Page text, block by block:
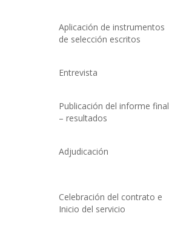
Aplicación de instrumentos
de selección escritos
Entrevista
Publicación del informe final
– resultados
Adjudicación
Celebración del contrato e
Inicio del servicio